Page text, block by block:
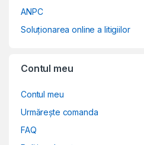
ANPC
Soluționarea online a litigiilor
Contul meu
Contul meu
Urmărește comanda
FAQ